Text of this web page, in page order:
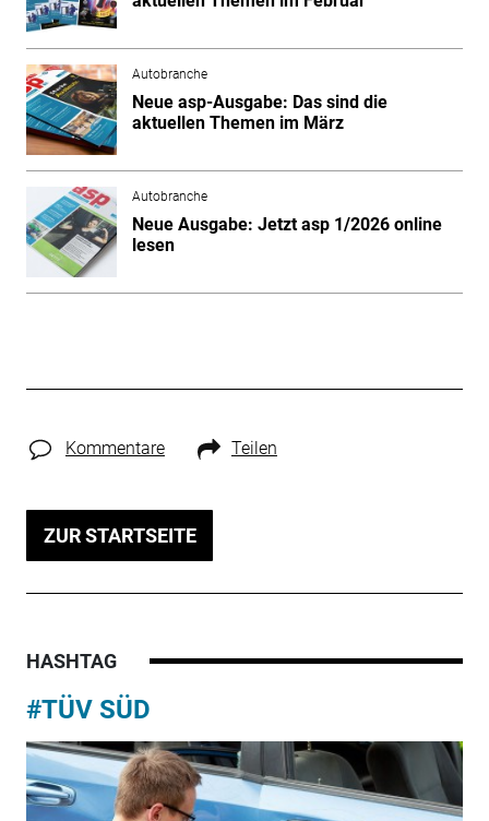
Autobranche
Neue asp-Ausgabe: Das sind die
aktuellen Themen im März
Autobranche
Neue Ausgabe: Jetzt asp 1/2026 online
lesen
Kommentare Teilen
ZUR STARTSEITE
HASHTAG
#TÜV SÜD